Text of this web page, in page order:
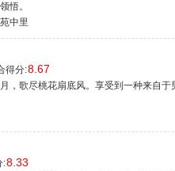
悟。
中里
得分:8.67
，歌尽桃花扇底风。享受到一种来自于
:8.33